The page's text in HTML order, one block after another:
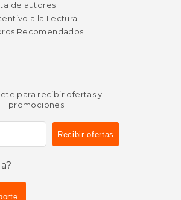
de autores
a la Lectura
Recomendados
para recibir ofertas y
promociones